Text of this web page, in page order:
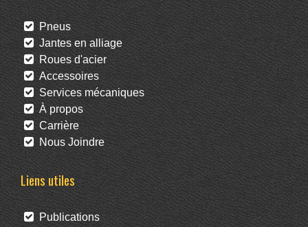
Pneus
Jantes en alliage
Roues d'acier
Accessoires
Services mécaniques
À propos
Carrière
Nous Joindre
Liens utiles
Publications